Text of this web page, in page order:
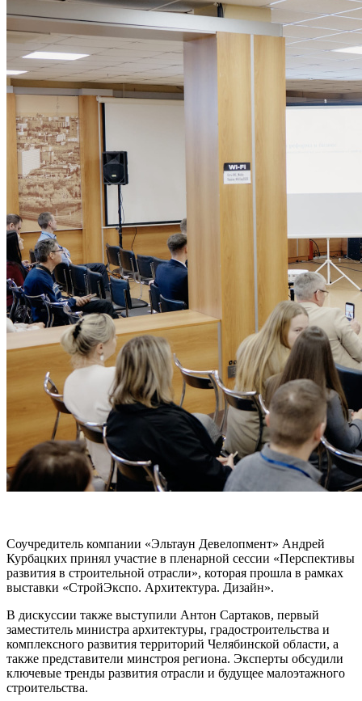
Соучредитель компании «Эльтаун Девелопмент» Андрей
Курбацких принял участие в пленарной сессии «Перспективы
развития в строительной отрасли», которая прошла в рамках
выставки «СтройЭкспо. Архитектура. Дизайн».
В дискуссии также выступили Антон Сартаков, первый
заместитель министра архитектуры, градостроительства и
комплексного развития территорий Челябинской области, а
также представители минстроя региона. Эксперты обсудили
ключевые тренды развития отрасли и будущее малоэтажного
строительства.